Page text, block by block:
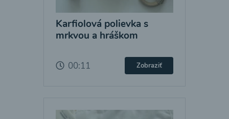
Karfiolová polievka s
mrkvou a hráškom
00:11 Zobraziť